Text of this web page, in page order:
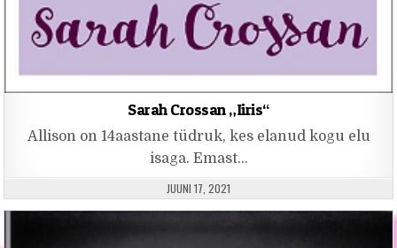
Sarah Crossan „Iiris“
Allison on 14aastane tüdruk, kes elanud kogu elu
isaga. Emast…
PUBLISHED DATE:
JUUNI 17, 2021